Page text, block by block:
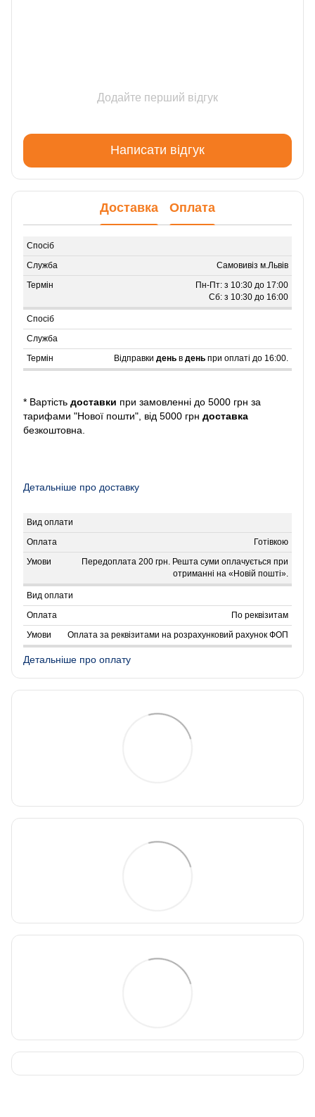
Додайте перший відгук
Написати відгук
Доставка Оплата
Самовивіз м.Львів
Пн-Пт: з 10:30 до 17:00
Сб: з 10:30 до 16:00
Відправки день в день при оплаті до 16:00.
* Вартість доставки при замовленні до 5000 грн за
тарифами "Нової пошти", від 5000 грн доставка
безкоштовна.
Детальніше про доставку
Готівкою
Передоплата 200 грн. Решта суми оплачується при
отриманні на «Новій пошті».
По реквізитам
Оплата за реквізитами на розрахунковий рахунок ФОП
Детальніше про оплату